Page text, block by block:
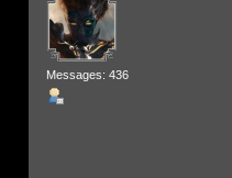
Messages: 436